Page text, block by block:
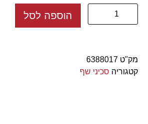
הוספה לסל
מק"ט 6388017
קטגוריה סכיני שף